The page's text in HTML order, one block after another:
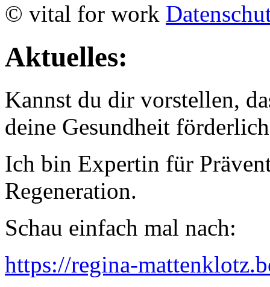
© vital for work
Aktuelles:
Kannst du dir vorstellen,
deine Gesundheit
Ich bin Expertin für
Regeneration.
Schau einfach mal nach:
https://regina-